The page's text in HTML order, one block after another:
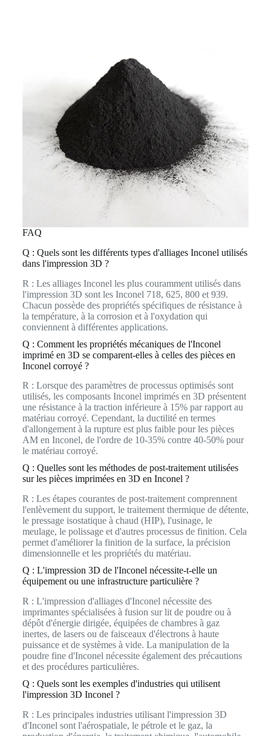
FAQ
Q : Quels sont les différents types d'alliages Inconel utilisés
dans l'impression 3D ?
R : Les alliages Inconel les plus couramment utilisés dans
l'impression 3D sont les Inconel 718, 625, 800 et 939.
Chacun possède des propriétés spécifiques de résistance à
la température, à la corrosion et à l'oxydation qui
conviennent à différentes applications.
Q : Comment les propriétés mécaniques de l'Inconel
imprimé en 3D se comparent-elles à celles des pièces en
Inconel corroyé ?
R : Lorsque des paramètres de processus optimisés sont
utilisés, les composants Inconel imprimés en 3D présentent
une résistance à la traction inférieure à 15% par rapport au
matériau corroyé. Cependant, la ductilité en termes
d'allongement à la rupture est plus faible pour les pièces
AM en Inconel, de l'ordre de 10-35% contre 40-50% pour
le matériau corroyé.
Q : Quelles sont les méthodes de post-traitement utilisées
sur les pièces imprimées en 3D en Inconel ?
R : Les étapes courantes de post-traitement comprennent
l'enlèvement du support, le traitement thermique de détente,
le pressage isostatique à chaud (HIP), l'usinage, le
meulage, le polissage et d'autres processus de finition. Cela
permet d'améliorer la finition de la surface, la précision
dimensionnelle et les propriétés du matériau.
Q : L'impression 3D de l'Inconel nécessite-t-elle un
équipement ou une infrastructure particulière ?
R : L'impression d'alliages d'Inconel nécessite des
imprimantes spécialisées à fusion sur lit de poudre ou à
dépôt d'énergie dirigée, équipées de chambres à gaz
inertes, de lasers ou de faisceaux d'électrons à haute
puissance et de systèmes à vide. La manipulation de la
poudre fine d'Inconel nécessite également des précautions
et des procédures particulières.
Q : Quels sont les exemples d'industries qui utilisent
l'impression 3D Inconel ?
R : Les principales industries utilisant l'impression 3D
d'Inconel sont l'aérospatiale, le pétrole et le gaz, la